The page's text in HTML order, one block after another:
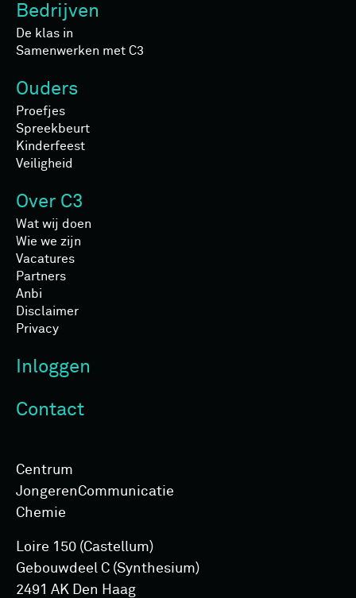
Bedrijven
De klas in
Samenwerken met C3
Ouders
Proefjes
Spreekbeurt
Kinderfeest
Veiligheid
Over C3
Wat wij doen
Wie we zijn
Vacatures
Partners
Anbi
Disclaimer
Privacy
Inloggen
Contact
Centrum
Jongeren­Communicatie
Chemie
Loire 150 (Castellum)
Gebouwdeel C (Synthesium)
2491 AK Den Haag